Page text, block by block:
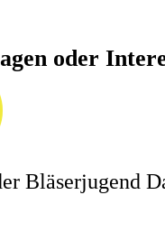
oder
Bläserjugend